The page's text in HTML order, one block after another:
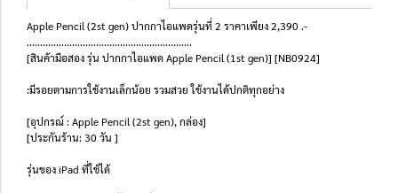
Apple Pencil (2st gen) ปากกาไอแพดรุ่นที่ 2 ราคาเพียง 2,390 .-
..............................................................
[สินค้ามือสอง รุ่น ปากกาไอแพด Apple Pencil (1st gen)] [NB0924]
:มีรอยตามการใช้งานเล็กน้อย รวมสวย ใช้งานได้ปกติทุกอย่าง
[อุปกรณ์ : Apple Pencil (2st gen), กล่อง]
[ประกันร้าน: 30 วัน ]
รุ่นของ iPad ที่ใช้ได้